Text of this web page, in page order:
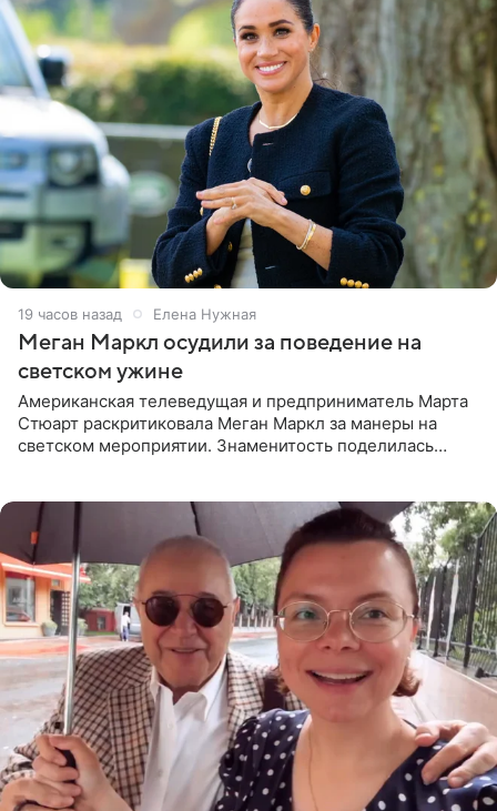
19 часов назад Елена Нужная
Меган Маркл осудили за поведение на
светском ужине
Американская телеведущая и предприниматель Марта
Стюарт раскритиковала Меган Маркл за манеры на
светском мероприятии. Знаменитость поделилась